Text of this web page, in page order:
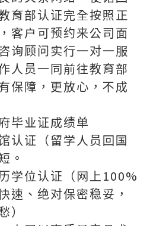
育部认证完全按照正
客户可预约来公司面
询顾问实行一对一服
人员一同前往教育部
保障，更放心，不成
毕业证成绩单
认证（留学人员回国
。
学位认证（网上100%
速、绝对保密稳妥，
）